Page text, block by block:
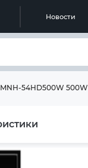
Новости
54HD500W 500W